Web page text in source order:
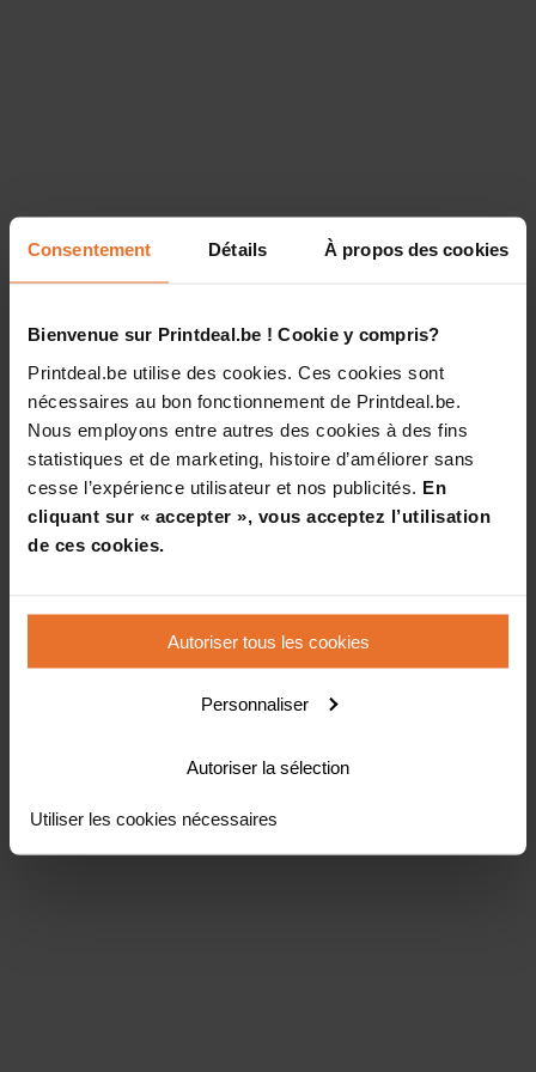
Consentement Détails À propos des cookies
Bienvenue sur Printdeal.be ! Cookie y compris?
Printdeal.be utilise des cookies. Ces cookies sont
nécessaires au bon fonctionnement de Printdeal.be.
Nous employons entre autres des cookies à des fins
statistiques et de marketing, histoire d’améliorer sans
cesse l’expérience utilisateur et nos publicités. En
cliquant sur « accepter », vous acceptez l’utilisation
de ces cookies.
Autoriser tous les cookies
Personnaliser
Autoriser la sélection
Utiliser les cookies nécessaires